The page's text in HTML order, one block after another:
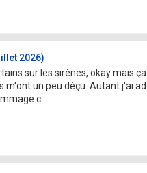
2026)
sur les sirènes, okay mais
m'ont un peu déçu. Autant j'ai
c...